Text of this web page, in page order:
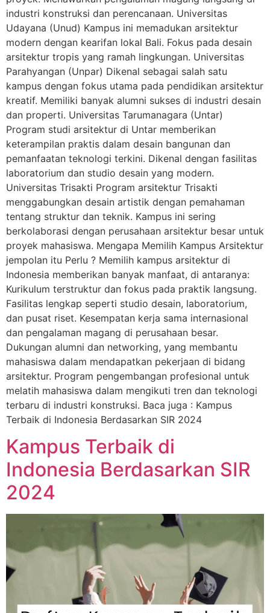
industri konstruksi dan perencanaan. Universitas
Udayana (Unud) Kampus ini memadukan arsitektur
modern dengan kearifan lokal Bali. Fokus pada desain
arsitektur tropis yang ramah lingkungan. Universitas
Parahyangan (Unpar) Dikenal sebagai salah satu
kampus dengan fokus utama pada pendidikan arsitektur
kreatif. Memiliki banyak alumni sukses di industri desain
dan properti. Universitas Tarumanagara (Untar)
Program studi arsitektur di Untar memberikan
keterampilan praktis dalam desain bangunan dan
pemanfaatan teknologi terkini. Dikenal dengan fasilitas
laboratorium dan studio desain yang modern.
Universitas Trisakti Program arsitektur Trisakti
menggabungkan desain artistik dengan pemahaman
tentang struktur dan teknik. Kampus ini sering
berkolaborasi dengan perusahaan arsitektur besar untuk
proyek mahasiswa. Mengapa Memilih Kampus Arsitektur
jempolan itu Perlu ? Memilih kampus arsitektur di
Indonesia memberikan banyak manfaat, di antaranya:
Kurikulum terstruktur dan fokus pada praktik langsung.
Fasilitas lengkap seperti studio desain, laboratorium,
dan pusat riset. Kesempatan kerja sama internasional
dan pengalaman magang di perusahaan besar.
Dukungan alumni dan networking, yang membantu
mahasiswa dalam mendapatkan pekerjaan di bidang
arsitektur. Program pengembangan profesional untuk
melatih mahasiswa dalam mengikuti tren dan teknologi
terbaru di industri konstruksi. Baca juga : Kampus
Terbaik di Indonesia Berdasarkan SIR 2024
Kampus Terbaik di
Indonesia Berdasarkan SIR
2024